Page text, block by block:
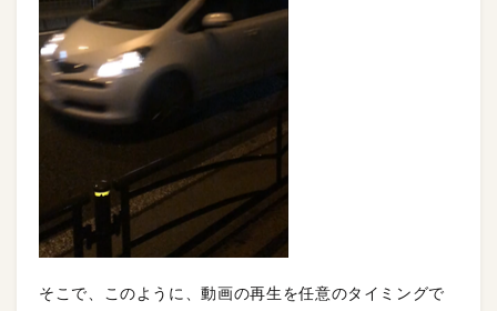
そこで、このように、動画の再生を任意のタイミングで